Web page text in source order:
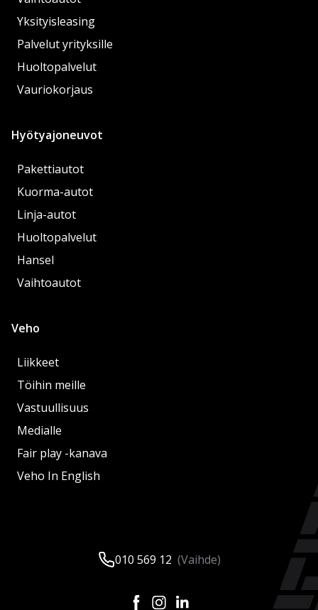
Yksityisleasing
Palvelut yrityksille
Huoltopalvelut
Vauriokorjaus
Hyötyajoneuvot
Pakettiautot
Kuorma-autot
Linja-autot
Huoltopalvelut
Hansel
Vaihtoautot
Veho
Liikkeet
Töihin meille
Vastuullisuus
Medialle
Fair play -kanava
Veho In English
010 569 12 (Vaihde)